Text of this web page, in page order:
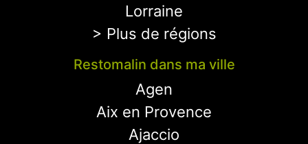
Lorraine
> Plus de régions
Restomalin dans ma ville
Agen
Aix en Provence
Ajaccio